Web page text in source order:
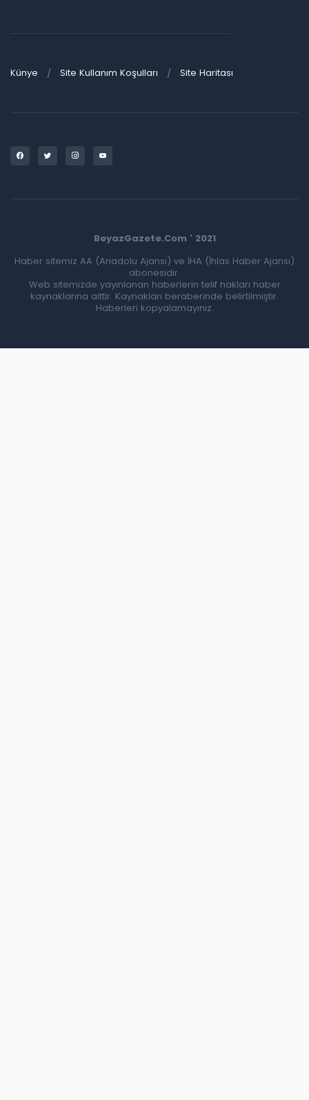
Künye Site Kullanım Koşulları Site Haritası
BeyazGazete.Com ' 2021
Haber sitemiz AA (Anadolu Ajansı) ve İHA (İhlas Haber Ajansı)
abonesidir.
Web sitemizde yayınlanan haberlerin telif hakları haber
kaynaklarına aittir. Kaynakları beraberinde belirtilmiştir.
Haberleri kopyalamayınız.